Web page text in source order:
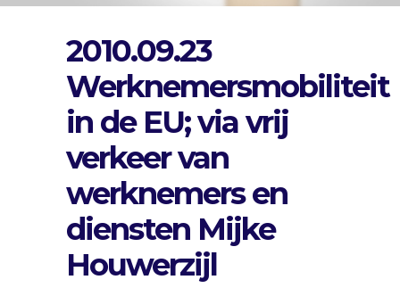
2010.09.23
Werknemersmobiliteit
in de EU; via vrij
verkeer van
werknemers en
diensten Mijke
Houwerzijl